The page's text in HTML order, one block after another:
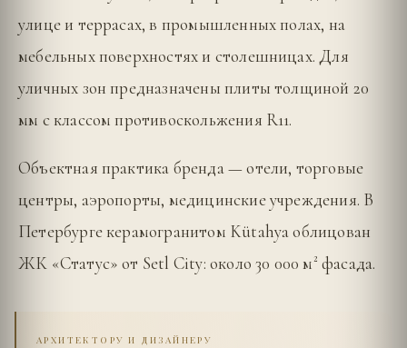
улице и террасах, в промышленных полах, на
мебельных поверхностях и столешницах. Для
уличных зон предназначены плиты толщиной 20
мм с классом противоскольжения R11.
Объектная практика бренда — отели, торговые
центры, аэропорты, медицинские учреждения. В
Петербурге керамогранитом Kütahya облицован
ЖК «Статус» от Setl City: около 30 000 м² фасада.
АРХИТЕКТОРУ И ДИЗАЙНЕРУ